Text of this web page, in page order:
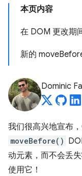
本页内容
在 DOM 更改期
新的
Dominic
我们很高兴地宣布
moveBefore()
动元素，而不会丢
使用它！